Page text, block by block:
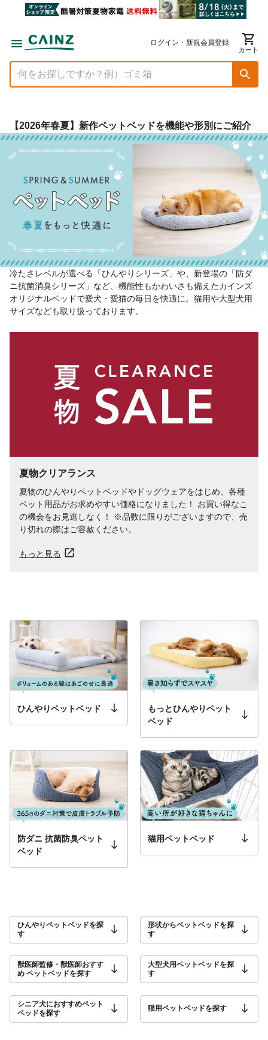
ログイン・新規会員登録
カート
【2026年春夏】新作ペットベッドを​機能や​形別に​ご紹介
冷たさレベルが​選べる​「ひんやりシリーズ」や、​新登場の​「防ダ
ニ抗菌消臭シリーズ」など、​機能性も​かわいさも​備えた​カインズ
オリジナルベッドで​愛犬・愛猫の​毎日を​快適に。​猫用や​大型犬用
サイズなども​取り​扱っております。​
夏物クリアランス
夏物のひんやりペットベッドやドッグウェアをはじめ、各種
ペット用品がお求めやすい価格になりました！ お買い得なこ
の機会をお見逃しなく！ ※品数に​限りが​ございますので、​売
り​切れの​際は​ご容赦ください。
もっと見る
ひんやりペットベッド
もっと​ひんやりペット
ベッド
防ダニ 抗菌防臭ペット
ベッド
猫用ペットベッド
ひんやりペットベッドを​探
す
形状からペットベッドを探
す​
獣医師監修​・獣医師おすす
め ペットベッドを探す
大型犬用​ペットベッドを探
す
シニア犬に​おすすめペット
ベッドを探す
猫用ペットベッドを探す